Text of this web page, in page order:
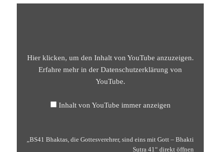
GOTT
BHAKTI
Hier klicken, um den Inhalt von YouTube anzuzeigen.
Erfahre mehr in derDatenschutzerklärung von
YouTube.
Inhalt von YouTube immer anzeigen
„BS41 Bhaktas, die Gottesverehrer, sind eins mit Gott – Bhakti
Sutra 41“ direkt öffnen